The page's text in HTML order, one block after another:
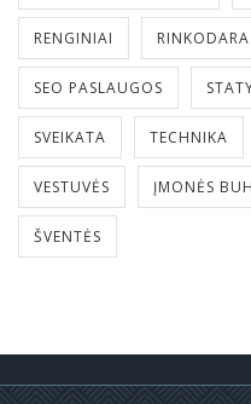
RENGINIAI RINKODARA
SEO PASLAUGOS
SVEIKATA TECHNIKA
VESTUVĖS ĮMONĖS
ŠVENTĖS